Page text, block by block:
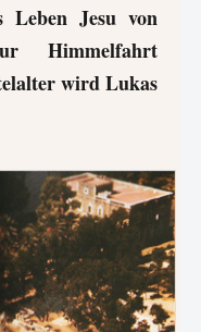
Leben Jesu von
Himmelfahrt
wird Lukas